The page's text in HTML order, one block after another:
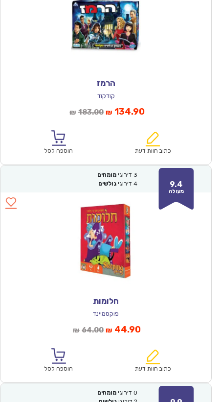
הרמז
קודקוד
₪ 183.00המחיר
₪183.00.
₪ 134.90המחיר
הוא:
כתוב חוות דעת הוספה לסל
9.4
מעולה
3 דירוגי מומחים
4 דירוגי גולשים
חלומות
פוקסמיינד
₪ 64.00המחיר
₪64.00.
₪ 44.90המחיר
הוא:
כתוב חוות דעת הוספה לסל
0 דירוגי מומחים